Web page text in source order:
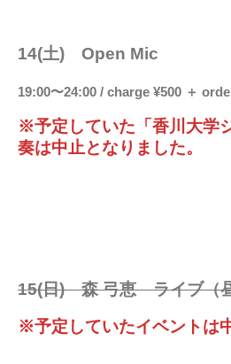
14(土) Open Mic
19:00〜24:00 / charge ¥500 ＋
※予定していた「香川大学
奏は中止となりました。
15(日) 森 弓恵 ライブ（
※予定していたイベントは